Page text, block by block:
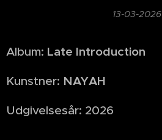
13-03-2026
Album: Late Introduction
Kunstner: NAYAH
Udgivelsesår: 2026